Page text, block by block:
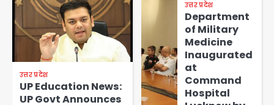
उत्तर प्रदेश
UP Education News:
UP Govt Announces
उत्तर प्रदेश
Department
of Military
Medicine
Inaugurated
at
Command
Hospital